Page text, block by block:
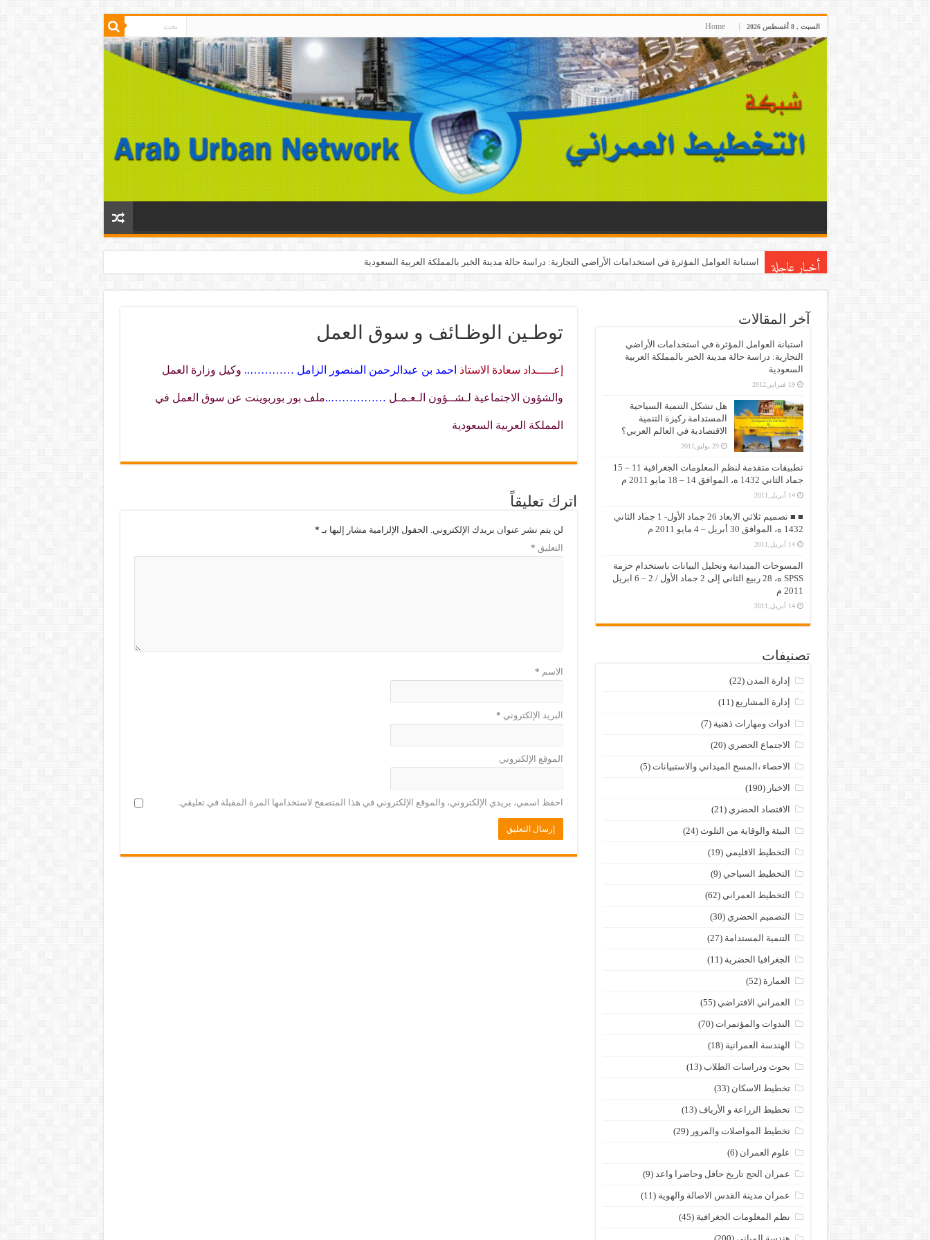
السبت , 8 أغسطس 2026 Home
أخبار عاجلة استبانة العوامل المؤثرة في استخدامات الأراضي التجارية: دراسة حالة مدينة الخبر بالمملكة العربية السعودية
توطـين الوظـائف و سوق العمل
إعـــــداد سعادة الاستاذ احمد بن عبدالرحمن المنصور الزامل ………….. وكيل وزارة العمل
والشؤون الاجتماعية لـشــؤون الـعـمـل ……………..ملف بور بوربوينت عن سوق العمل في
المملكة العربية السعودية
اترك تعليقاً
لن يتم نشر عنوان بريدك الإلكتروني. الحقول الإلزامية مشار إليها بـ *
التعليق *
الاسم *
البريد الإلكتروني *
الموقع الإلكتروني
احفظ اسمي، بريدي الإلكتروني، والموقع الإلكتروني في هذا المتصفح لاستخدامها المرة المقبلة في تعليقي.
آخر المقالات
استبانة العوامل المؤثرة في استخدامات الأراضي
التجارية: دراسة حالة مدينة الخبر بالمملكة العربية
السعودية
19 فبراير,2012
هل تشكل التنمية السياحية
المستدامة ركيزة التنمية
الاقتصادية في العالم العربي؟
29 يوليو,2011
تطبيقات متقدمة لنظم المعلومات الجغرافية 11 – 15
جماد الثاني 1432 ه، الموافق 14 – 18 مايو 2011 م
14 أبريل,2011
■ ■ تصميم ثلاثي الابعاد 26 جماد الأول- 1 جماد الثاني
1432 ه، الموافق 30 أبريل – 4 مايو 2011 م
14 أبريل,2011
المسوحات الميدانية وتحليل البيانات باستخدام حزمة
SPSS ه، 28 ربيع الثاني إلى 2 جماد الأول / 2 – 6 ابريل
2011 م
14 أبريل,2011
تصنيفات
إدارة المدن (22)
إدارة المشاريع (11)
ادوات ومهارات ذهنية (7)
الاجتماع الحضري (20)
الاحصاء ،المسح الميداني والاستبيانات (5)
الاخبار (190)
الاقتصاد الحضري (21)
البيئة والوقاية من التلوث (24)
التخطيط الاقليمي (19)
التخطيط السياحي (9)
التخطيط العمراني (62)
التصميم الحضري (30)
التنمية المستدامة (27)
الجغرافيا الحضرية (11)
العمارة (52)
العمراني الافتراضي (55)
الندوات والمؤتمرات (70)
الهندسة العمرانية (18)
بحوث ودراسات الطلاب (13)
تخطيط الاسكان (33)
تخطيط الزراعة و الأرياف (13)
تخطيط المواصلات والمرور (29)
علوم العمران (6)
عمران الحج تاريخ حافل وحاضرا واعد (9)
عمران مدينة القدس الاصالة والهوية (11)
نظم المعلومات الجغرافية (45)